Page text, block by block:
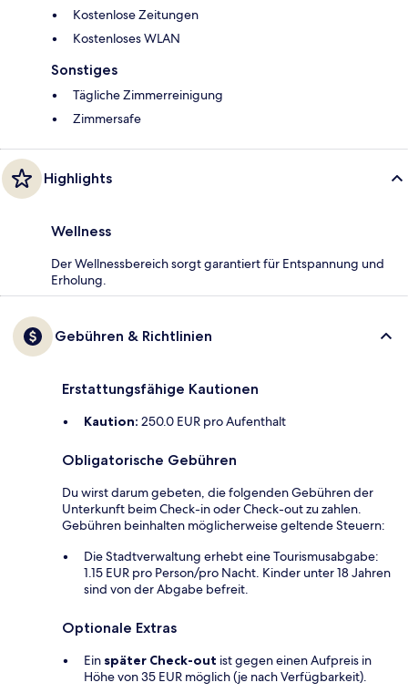
Kostenlose Zeitungen
Kostenloses WLAN
Sonstiges
Tägliche Zimmerreinigung
Zimmersafe
Highlights
Wellness
Der Wellnessbereich sorgt garantiert für Entspannung und
Erholung.
Gebühren & Richtlinien
Erstattungsfähige Kautionen
Kaution: 250.0 EUR pro Aufenthalt
Obligatorische Gebühren
Du wirst darum gebeten, die folgenden Gebühren der
Unterkunft beim Check-in oder Check-out zu zahlen.
Gebühren beinhalten möglicherweise geltende Steuern:
Die Stadtverwaltung erhebt eine Tourismusabgabe:
1.15 EUR pro Person/pro Nacht. Kinder unter 18 Jahren
sind von der Abgabe befreit.
Optionale Extras
Ein später Check-out ist gegen einen Aufpreis in
Höhe von 35 EUR möglich (je nach Verfügbarkeit).